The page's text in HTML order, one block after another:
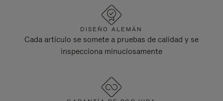
DISEÑO ALEMÁN
Cada artículo se somete a pruebas de calidad y se
inspecciona minuciosamente